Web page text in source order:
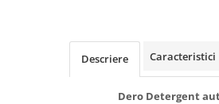
Înălbitor și îndepărtare pete
Descriere Caracteristici
Dero Detergent